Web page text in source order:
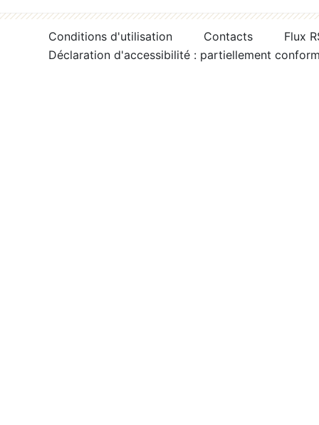
Conditions d'utilisation Contacts
Flux
Déclaration d'accessibilité : partiellement